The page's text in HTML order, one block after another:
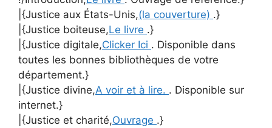
|{Justice aux États-Unis,(la couverture) .}
|{Justice boiteuse,Le livre .}
|{Justice digitale,Clicker Ici . Disponible dans
toutes les bonnes bibliothèques de votre
département.}
|{Justice divine,A voir et à lire. . Disponible sur
internet.}
|{Justice et charité,Ouvrage .}